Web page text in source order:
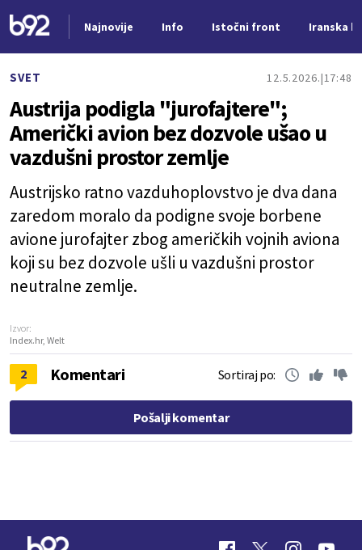
Najnovije Info Istočni front Iranska
SVET 12.5.2026. 17:48
Austrija podigla "jurofajtere";
Američki avion bez dozvole ušao u
vazdušni prostor zemlje
Austrijsko ratno vazduhoplovstvo je dva dana
zaredom moralo da podigne svoje borbene
avione jurofajter zbog američkih vojnih aviona
koji su bez dozvole ušli u vazdušni prostor
neutralne zemlje.
Izvor:
Index.hr, Welt
2 Komentari Sortiraj po:
Pošalji komentar